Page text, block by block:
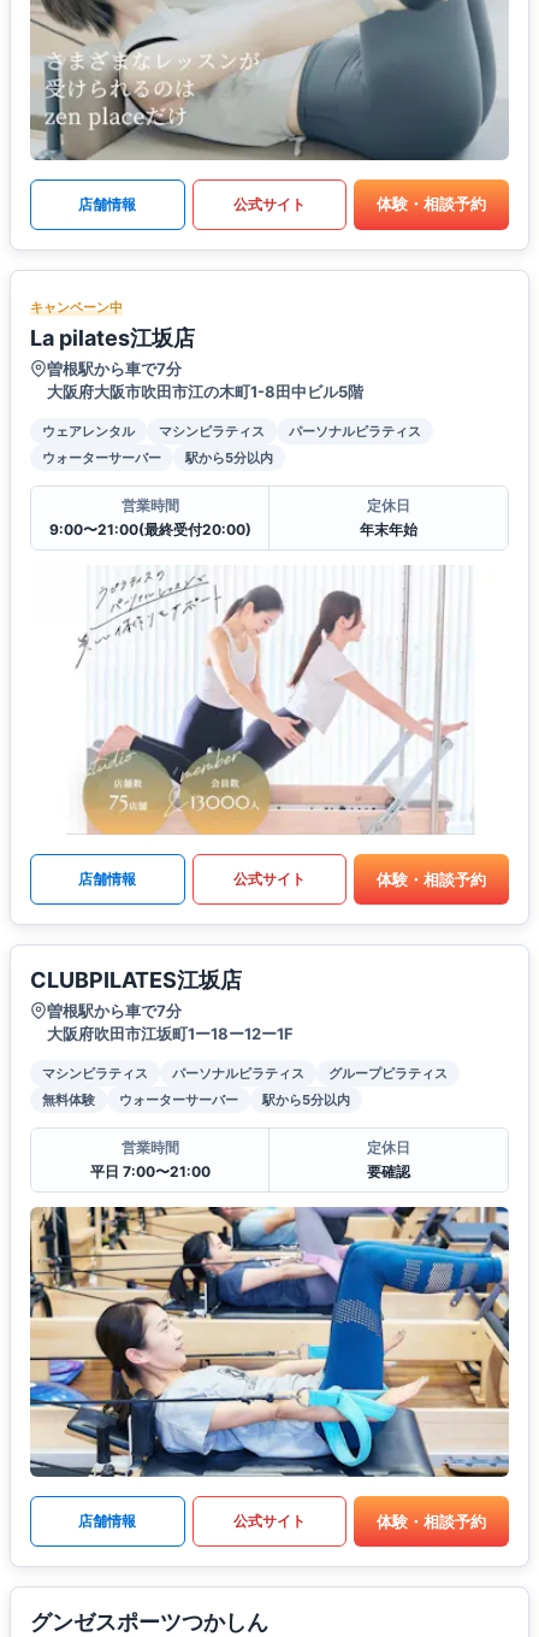
店舗情報 公式サイト 体験・相談予約
キャンペーン中
La pilates江坂店
曽根駅から車で7分
大阪府大阪市吹田市江の木町1-8田中ビル5階
ウェアレンタル マシンピラティス
パーソナルピラティス
ウォーターサーバー
駅から5分以内
営業時間
9:00〜21:00(最終受付20:00)
定休日
年末年始
店舗情報 公式サイト 体験・相談予約
CLUBPILATES江坂店
曽根駅から車で7分
大阪府吹田市江坂町1ー18ー12ー1F
マシンピラティス パーソナルピラティス
グループピラティス
無料体験
ウォーターサーバー 駅から5分以内
営業時間
平日 7:00〜21:00
定休日
要確認
店舗情報 公式サイト 体験・相談予約
グンゼスポーツつかしん